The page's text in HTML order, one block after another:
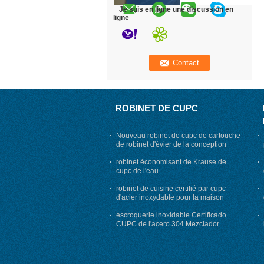
Je suis en ligne une discussion en
ligne
ROBINET DE CUPC
Nouveau robinet de cupc de cartouche
de robinet d'évier de la conception
UPC
robinet économisant de Krause de
cupc de l'eau
robinet de cuisine certifié par cupc
d'acier inoxydable pour la maison
escroquerie inoxidable Certificado
CUPC de l'acero 304 Mezclador
Colorido Del bano Del Lavabo Del
Golpecito Negro Del Bano Grifo